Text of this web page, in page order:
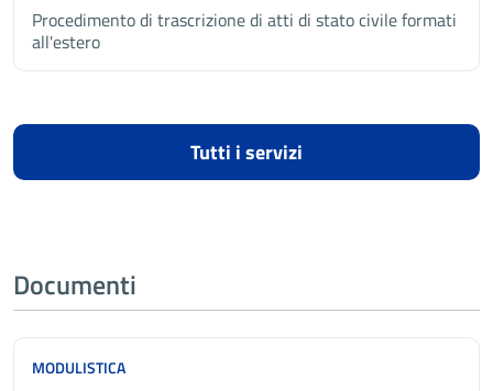
Procedimento di trascrizione di atti di stato civile formati
all'estero
Tutti i servizi
Documenti
MODULISTICA